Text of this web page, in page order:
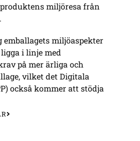
miljöresa från
miljöaspekter
i linje med
på mer ärliga och
vilket det Digitala
också kommer att stödja